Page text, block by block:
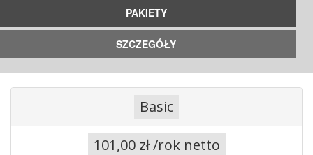
PAKIETY
SZCZEGÓŁY
Basic
101,00 zł /rok netto